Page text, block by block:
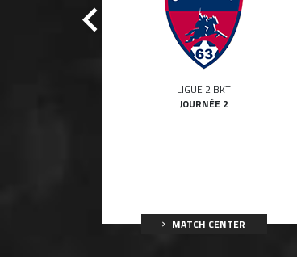
LIGUE 2 BKT
JOURNÉE 2
MATCH CENTER